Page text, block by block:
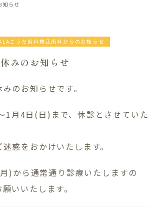
リシー
矯正
イトニング
知らせ
ごうだ歯科矯正歯科からのお知らせ
みのお知らせ
のお知らせです。
1月4日(日)まで、休診とさせていた
惑をおかけいたします‍。
)から通常通り診療いたしますの
いいたします。